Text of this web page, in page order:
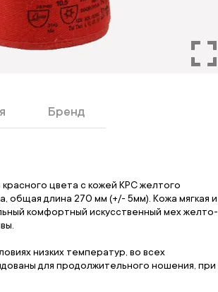
Бренд
цвета с кожей КРС желтого
общая длина 270 мм (+/- 5мм). Кожа мягкая и
комфортный искусственный мех желто-
низких температур, во всех
для продолжительного ношения, при